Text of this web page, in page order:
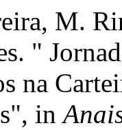
M.
"
na
in